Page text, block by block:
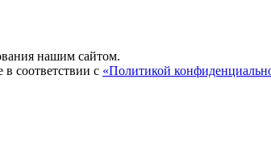
нашим сайтом.
соответствии с «Политикой